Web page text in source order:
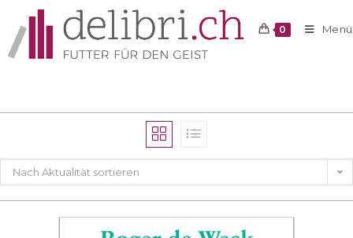
0 Menü
Nach Aktualität sortieren